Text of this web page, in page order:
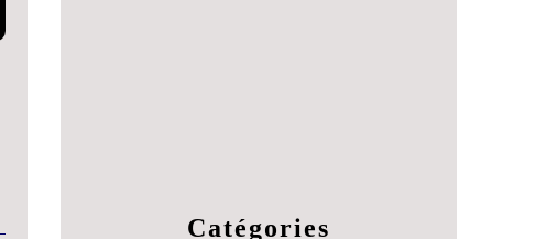
Catégories